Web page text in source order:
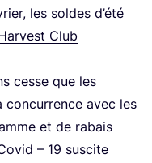
les soldes d’é­té
Club
cesse que les
concur­rence avec les
et de rabais
– 19 sus­cite